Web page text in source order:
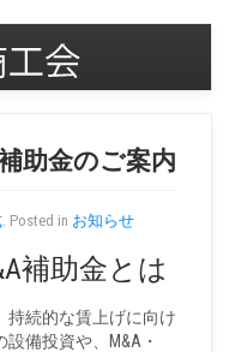
助金のご案内
. Posted in お知らせ
補助金とは
持続的な賃上げに向け
備投資や、M&A・